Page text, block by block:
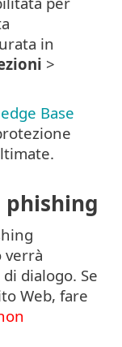
in
>
Base
phishing
verrà
dialogo. Se
Web, fare